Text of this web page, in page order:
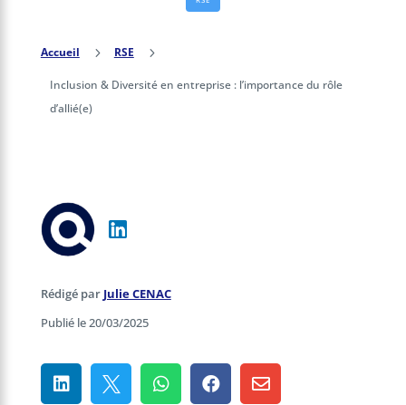
Accueil 5 RSE 5
Inclusion & Diversité en entreprise : l’importance du rôle
d’allié(e)
Rédigé par Julie CENAC
Publié le 20/03/2025
    